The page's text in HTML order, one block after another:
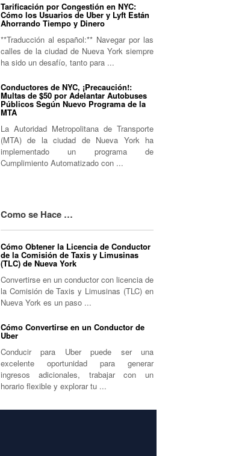
Tarificación por Congestión en NYC:
Cómo los Usuarios de Uber y Lyft Están
Ahorrando Tiempo y Dinero
**Traducción al español:** Navegar por las
calles de la ciudad de Nueva York siempre
ha sido un desafío, tanto para ...
Conductores de NYC, ¡Precaución!:
Multas de $50 por Adelantar Autobuses
Públicos Según Nuevo Programa de la
MTA
La Autoridad Metropolitana de Transporte
(MTA) de la ciudad de Nueva York ha
implementado un programa de
Cumplimiento Automatizado con ...
Como se Hace …
Cómo Obtener la Licencia de Conductor
de la Comisión de Taxis y Limusinas
(TLC) de Nueva York
Convertirse en un conductor con licencia de
la Comisión de Taxis y Limusinas (TLC) en
Nueva York es un paso ...
Cómo Convertirse en un Conductor de
Uber
Conducir para Uber puede ser una
excelente oportunidad para generar
ingresos adicionales, trabajar con un
horario flexible y explorar tu ...